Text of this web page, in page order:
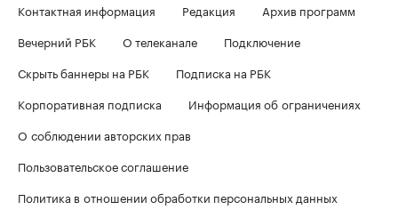
Контактная информация Редакция
Архив программ
Вечерний РБК
О телеканале
Подключение
Скрыть баннеры на РБК
Подписка на РБК
Корпоративная подписка
Информация об ограничениях
О соблюдении авторских прав
Пользовательское соглашение
Политика в отношении обработки персональных данных